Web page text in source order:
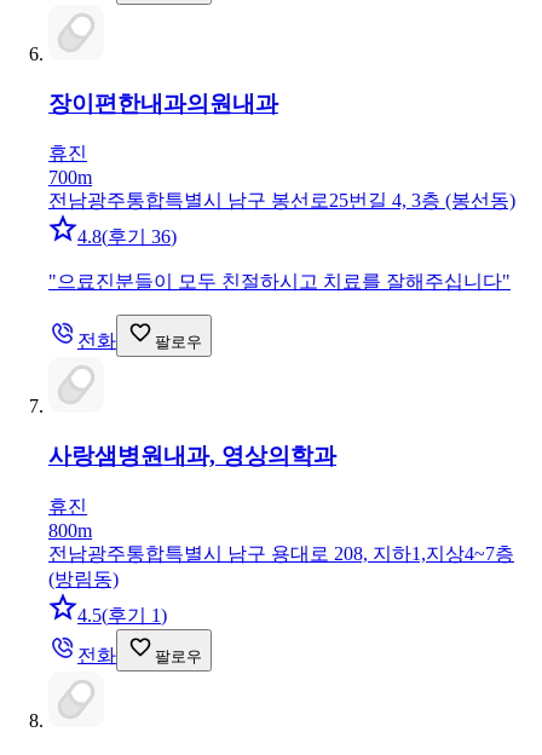
장이편한내과의원 내과
휴진
700m
전남광주통합특별시 남구 봉선로25번길 4, 3층 (봉선동)
4.8(후기 36)
"으료진분들이 모두 친절하시고 치료를 잘해주십니다"
전화 팔로우
사랑샘병원 내과, 영상의학과
휴진
800m
전남광주통합특별시 남구 용대로 208, 지하1,지상4~7층
(방림동)
4.5(후기 1)
전화
팔로우